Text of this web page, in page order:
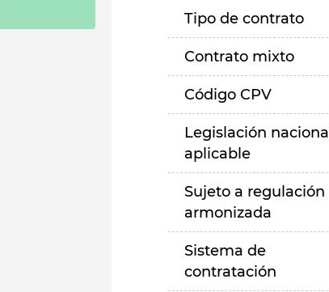
Tipo de contrato
Contrato mixto
Código CPV
Legislación nacional
aplicable
Sujeto a regulación
armonizada
Sistema de
contratación